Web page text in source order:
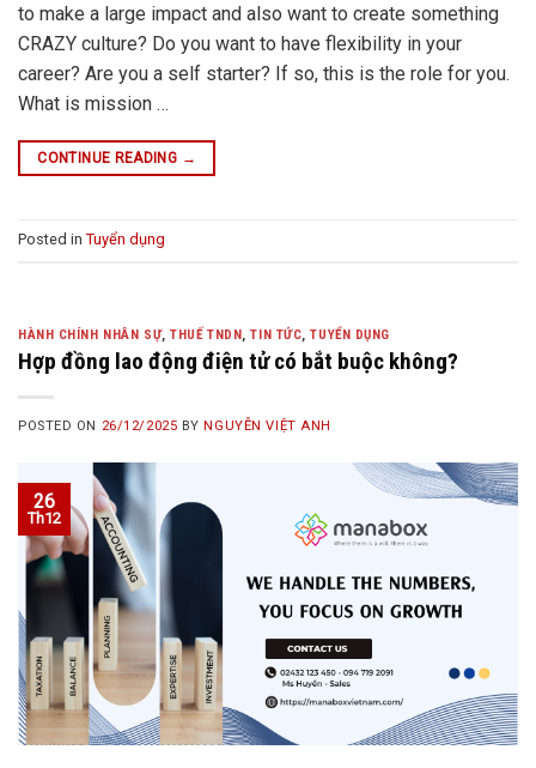
to make a large impact and also want to create something
CRAZY culture? Do you want to have flexibility in your
career? Are you a self starter? If so, this is the role for you.
What is mission …
CONTINUE READING →
Posted in Tuyển dụng
HÀNH CHÍNH NHÂN SỰ,THUẾ TNDN,TIN TỨC,TUYỂN DỤNG
Hợp đồng lao động điện tử có bắt buộc không?
POSTED ON 26/12/2025 BY NGUYỄN VIỆT ANH
26
Th12